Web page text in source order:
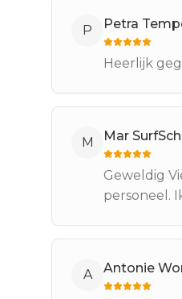
P Petra
Heerlijk
M Mar
Geweldig
personeel.
A Antonie